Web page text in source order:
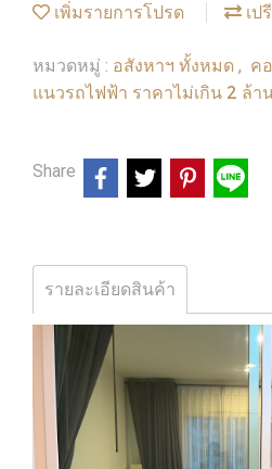
เพิ่มรายการโปรด เป
หมวดหมู่ : อสังหาฯ ทั้งหมด , ค
แนวรถไฟฟ้า ราคาไม่เกิน 2 ล้า
Share
รายละเอียดสินค้า